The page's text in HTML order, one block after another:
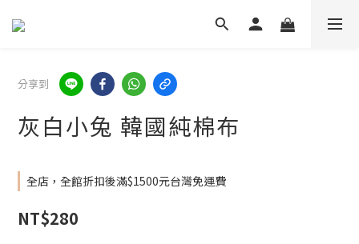
分享到
灰白小兔 韓國純棉布
全店，全館折扣後滿$1500元台灣免運費
NT$280